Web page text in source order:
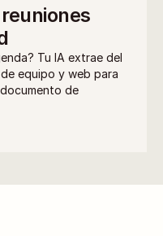
Tu IA extrae del
equipo y web para
de